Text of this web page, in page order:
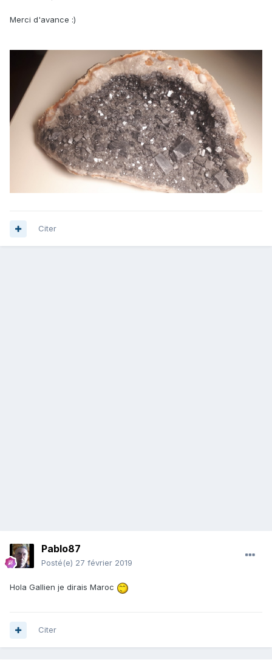
Merci d'avance :)
Citer
Pablo87
Posté(e) 27 février 2019
Hola Gallien je dirais Maroc
Citer